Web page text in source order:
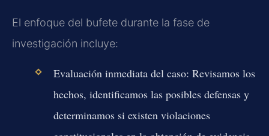
El enfoque del bufete durante la fase de
investigación incluye:
Evaluación inmediata del caso: Revisamos los
hechos, identificamos las posibles defensas y
determinamos si existen violaciones